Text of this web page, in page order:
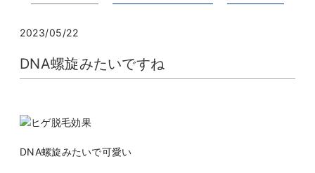
2023/05/22
DNA螺旋みたいですね
DNA螺旋みたいで可愛い